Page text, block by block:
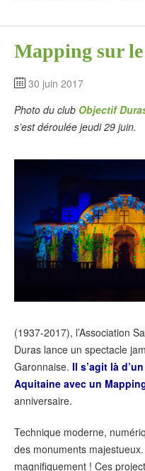
Mapping sur
30 juin 2017
Photo du club Objectif
s’est déroulée jeudi 29 juin.
(1937-2017), l’Association
Duras lance un spectacle
Garonnaise. Il s’agit là
Aquitaine avec un
anniversaire.
Technique moderne,
des monuments
magnifiquement ! Ces